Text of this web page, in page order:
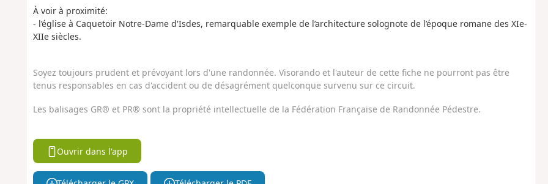
À voir à proximité:
- l’église à Caquetoir Notre-Dame d'Isdes, remarquable exemple de l’architecture solognote de l’époque romane des XIe-
XIIe siècles.
Soyez toujours prudent et prévoyant lors d'une randonnée. Visorando et l'auteur de cette fiche ne pourront pas être
tenus responsables en cas d'accident ou de désagrément quelconque survenu sur ce circuit.
Les balisages GR® et PR® sont la propriété intellectuelle de la Fédération Française de Randonnée Pédestre.
Ouvrir dans l'app